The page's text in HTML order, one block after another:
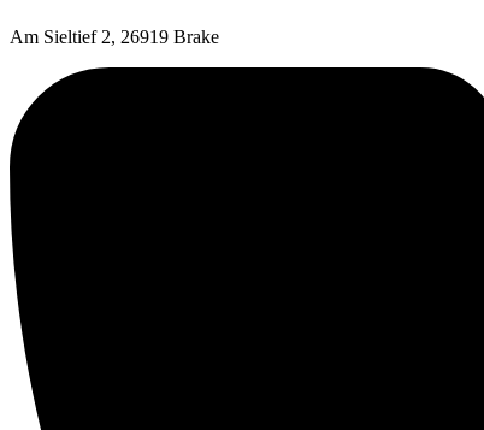
Am Sieltief 2, 26919 Brake